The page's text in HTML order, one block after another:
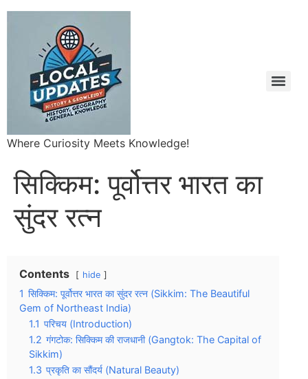
Where Curiosity Meets Knowledge!
सिक्किम: पूर्वोत्तर भारत का
सुंदर रत्न
Contents hide
1 सिक्किम: पूर्वोत्तर भारत का सुंदर रत्न (Sikkim: The Beautiful
Gem of Northeast India)
1.1 परिचय (Introduction)
1.2 गंगटोक: सिक्किम की राजधानी (Gangtok: The Capital of
Sikkim)
1.3 प्रकृति का सौंदर्य (Natural Beauty)